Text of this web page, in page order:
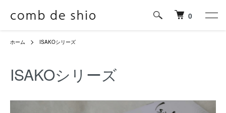
0
ホーム ISAKOシリーズ
ISAKOシリーズ